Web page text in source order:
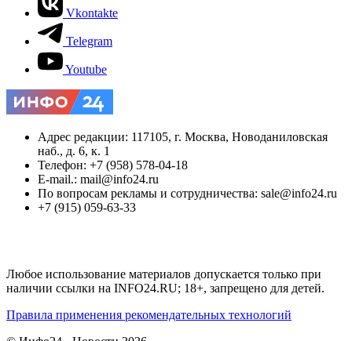
Vkontakte
Telegram
Youtube
Адрес редакции: 117105, г. Москва, Новоданиловская
наб., д. 6, к. 1
Телефон: +7 (958) 578-04-18
E-mail.: mail@info24.ru
По вопросам рекламы и сотрудничества: sale@info24.ru
+7 (915) 059-63-33
Любое использование материалов допускается только при
наличии ссылки на INFO24.RU; 18+, запрещено для детей.
Правила применения рекомендательных технологий